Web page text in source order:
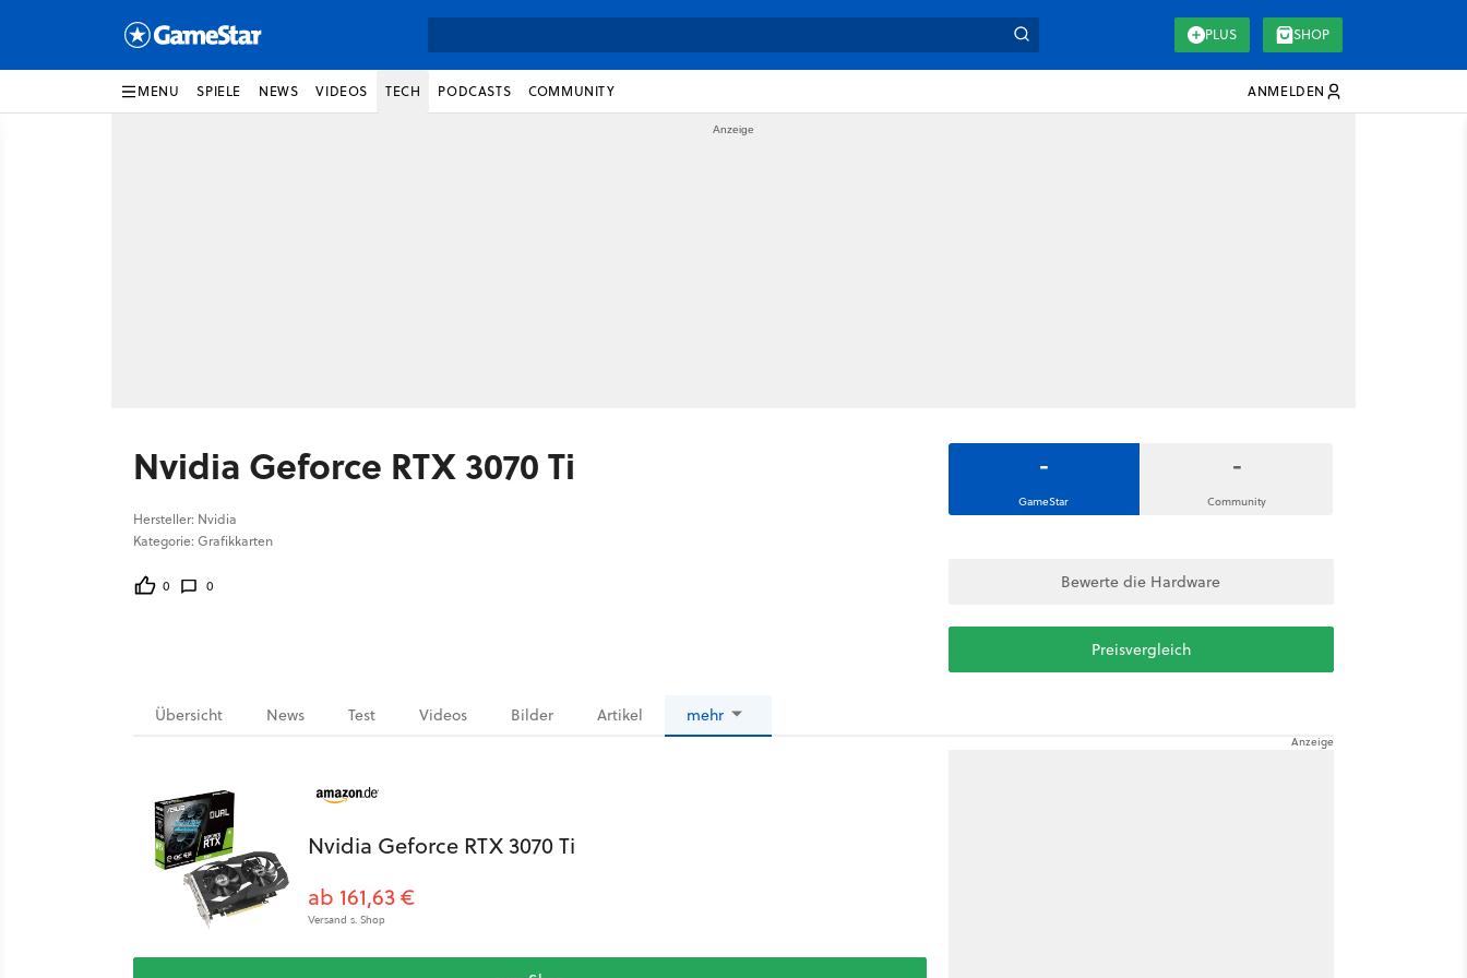
PLUS SHOP
MENU SPIELE NEWS VIDEOS TECH PODCASTS COMMUNITY ANMELDEN
Nvidia Geforce RTX 3070 Ti
Hersteller: Nvidia
Kategorie: Grafikkarten
0 0
-
GameStar
-
Community
Bewerte die Hardware
Preisvergleich
Übersicht News Test Videos Bilder Artikel mehr
Nvidia Geforce RTX 3070 Ti
ab 161,63 €
Versand s. Shop